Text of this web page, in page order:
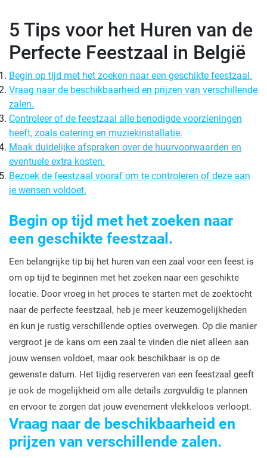
5 Tips voor het Huren van de
Perfecte Feestzaal in België
Begin op tijd met het zoeken naar een geschikte feestzaal.
Vraag naar de beschikbaarheid en prijzen van verschillende
zalen.
Controleer of de feestzaal alle benodigde voorzieningen
heeft, zoals catering en muziekinstallatie.
Maak duidelijke afspraken over de huurvoorwaarden en
eventuele extra kosten.
Bezoek de feestzaal vooraf om te controleren of deze aan
je wensen voldoet.
Begin op tijd met het zoeken naar
een geschikte feestzaal.
Een belangrijke tip bij het huren van een zaal voor een feest is
om op tijd te beginnen met het zoeken naar een geschikte
locatie. Door vroeg in het proces te starten met de zoektocht
naar de perfecte feestzaal, heb je meer keuzemogelijkheden
en kun je rustig verschillende opties overwegen. Op die manier
vergroot je de kans om een zaal te vinden die niet alleen aan
jouw wensen voldoet, maar ook beschikbaar is op de
gewenste datum. Het tijdig reserveren van een feestzaal geeft
je ook de mogelijkheid om alle details zorgvuldig te plannen
en ervoor te zorgen dat jouw evenement vlekkeloos verloopt.
Vraag naar de beschikbaarheid en
prijzen van verschillende zalen.